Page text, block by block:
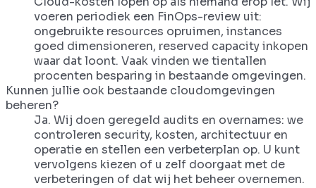
voeren periodiek een FinOps-review uit:
ongebruikte resources opruimen, instances
goed dimensioneren, reserved capacity inkopen
waar dat loont. Vaak vinden we tientallen
procenten besparing in bestaande omgevingen.
Kunnen jullie ook bestaande cloudomgevingen
beheren?
Ja. Wij doen geregeld audits en overnames: we
controleren security, kosten, architectuur en
operatie en stellen een verbeterplan op. U kunt
vervolgens kiezen of u zelf doorgaat met de
verbeteringen of dat wij het beheer overnemen.